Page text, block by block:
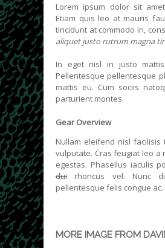
Lorem ipsum dolor sit
Etiam quis leo at mauris
tincidunt at commodo in,
aliquet justo rutrum magna
In eget nisl in justo
Pellentesque pellentesque
mattis eu. Cum sociis
parturient montes.
Gear Overview
Nullam eleifend nisl
vulputate. Cras feugiat leo
egestas. Phasellus iaculis
dui rhoncus vel. Nunc
pellentesque felis congue ac.
MORE IMAGE FROM